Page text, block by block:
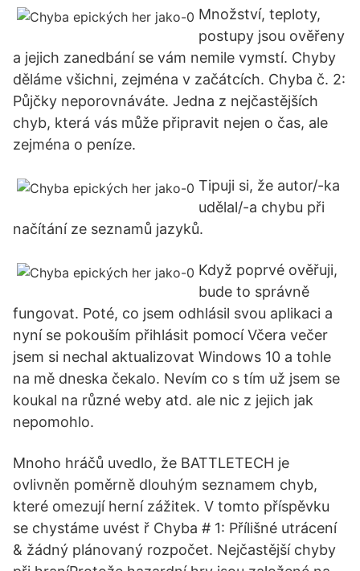
Množství, teploty,
postupy jsou ověřeny
a jejich zanedbání se vám nemile vymstí. Chyby
děláme všichni, zejména v začátcích. Chyba č. 2:
Půjčky neporovnáváte. Jedna z nejčastějších
chyb, která vás může připravit nejen o čas, ale
zejména o peníze.
Tipuji si, že autor/-ka
udělal/-a chybu při
načítání ze seznamů jazyků.
Když poprvé ověřuji,
bude to správně
fungovat. Poté, co jsem odhlásil svou aplikaci a
nyní se pokouším přihlásit pomocí Včera večer
jsem si nechal aktualizovat Windows 10 a tohle
na mě dneska čekalo. Nevím co s tím už jsem se
koukal na různé weby atd. ale nic z jejich jak
nepomohlo.
Mnoho hráčů uvedlo, že BATTLETECH je
ovlivněn poměrně dlouhým seznamem chyb,
které omezují herní zážitek. V tomto příspěvku
se chystáme uvést ř Chyba # 1: Přílišné utrácení
& žádný plánovaný rozpočet. Nejčastější chyby